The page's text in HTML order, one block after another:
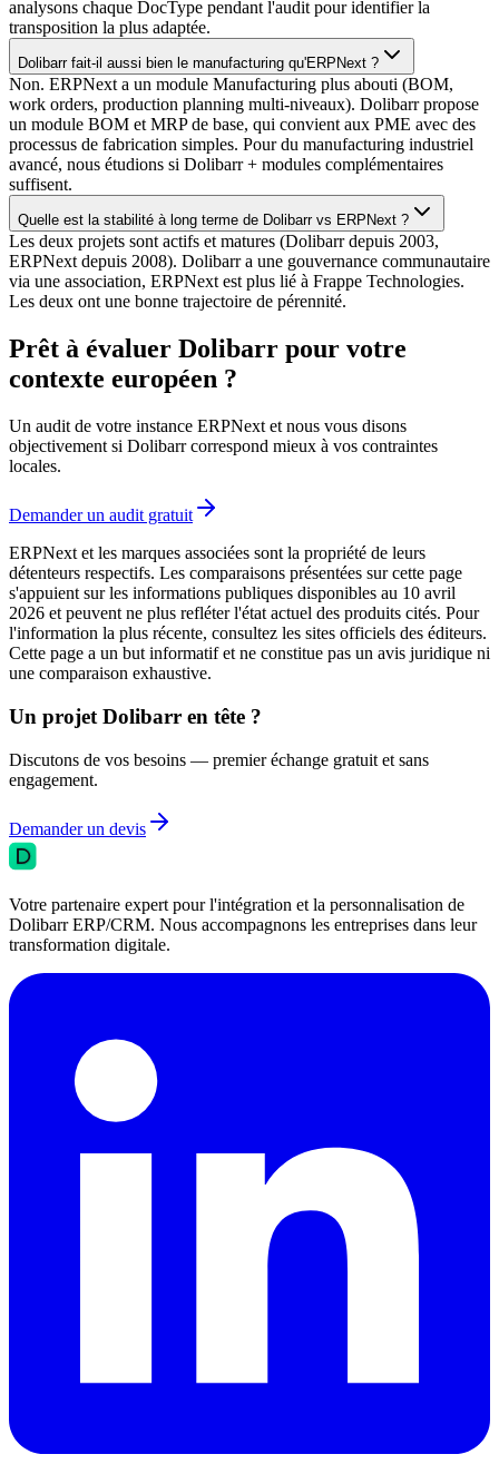
analysons chaque DocType pendant l'audit pour identifier la
transposition la plus adaptée.
Dolibarr fait-il aussi bien le manufacturing qu'ERPNext ?
Non. ERPNext a un module Manufacturing plus abouti (BOM,
work orders, production planning multi-niveaux). Dolibarr propose
un module BOM et MRP de base, qui convient aux PME avec des
processus de fabrication simples. Pour du manufacturing industriel
avancé, nous étudions si Dolibarr + modules complémentaires
suffisent.
Quelle est la stabilité à long terme de Dolibarr vs ERPNext ?
Les deux projets sont actifs et matures (Dolibarr depuis 2003,
ERPNext depuis 2008). Dolibarr a une gouvernance communautaire
via une association, ERPNext est plus lié à Frappe Technologies.
Les deux ont une bonne trajectoire de pérennité.
Prêt à évaluer Dolibarr pour votre
contexte européen ?
Un audit de votre instance ERPNext et nous vous disons
objectivement si Dolibarr correspond mieux à vos contraintes
locales.
Demander un audit gratuit
ERPNext et les marques associées sont la propriété de leurs
détenteurs respectifs. Les comparaisons présentées sur cette page
s'appuient sur les informations publiques disponibles au 10 avril
2026 et peuvent ne plus refléter l'état actuel des produits cités. Pour
l'information la plus récente, consultez les sites officiels des éditeurs.
Cette page a un but informatif et ne constitue pas un avis juridique ni
une comparaison exhaustive.
Un projet Dolibarr en tête ?
Discutons de vos besoins — premier échange gratuit et sans
engagement.
Demander un devis
Votre partenaire expert pour l'intégration et la personnalisation de
Dolibarr ERP/CRM. Nous accompagnons les entreprises dans leur
transformation digitale.